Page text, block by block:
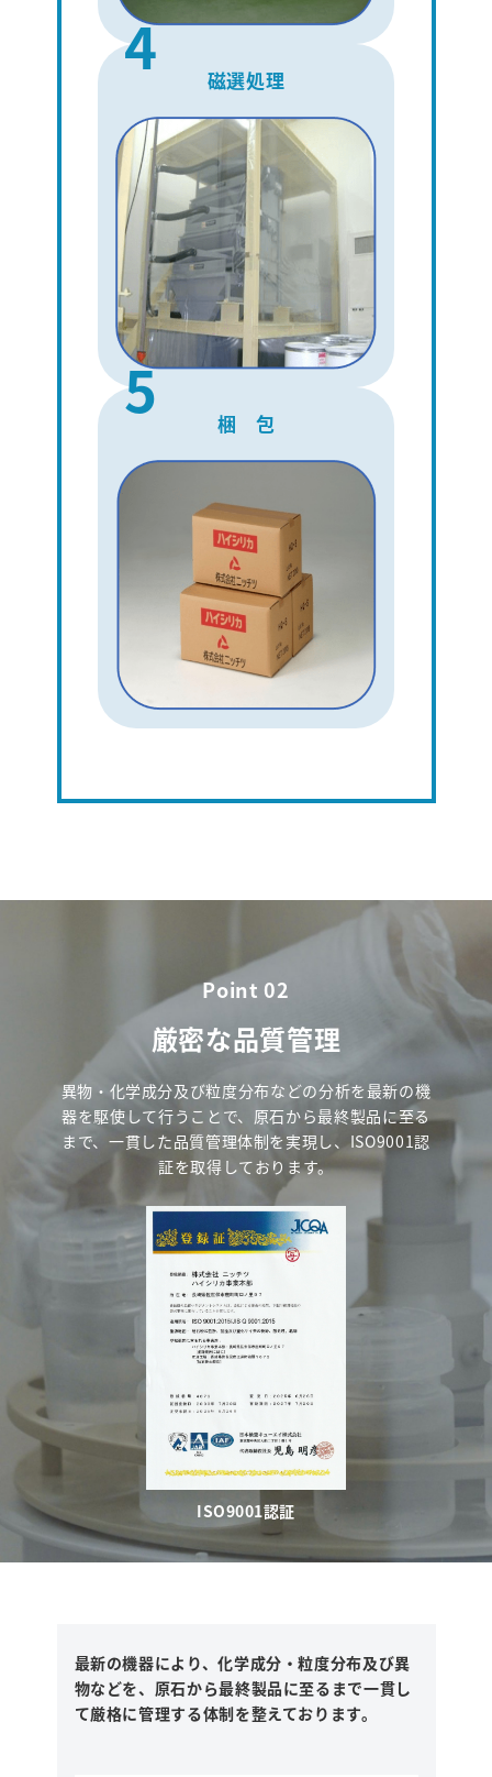
検索
4 磁選処理
5 梱 包
Point 02
厳密な品質管理
異物・化学成分及び粒度分布などの分析を最新の機
器を駆使して行うことで、原石から最終製品に至る
まで、一貫した品質管理体制を実現し、 ISO9001認
証を取得しております。
ISO9001認証
最新の機器により、化学成分・粒度分布及び異
物などを、原石から最終製品に至るまで一貫し
て厳格に管理する体制を整えております。